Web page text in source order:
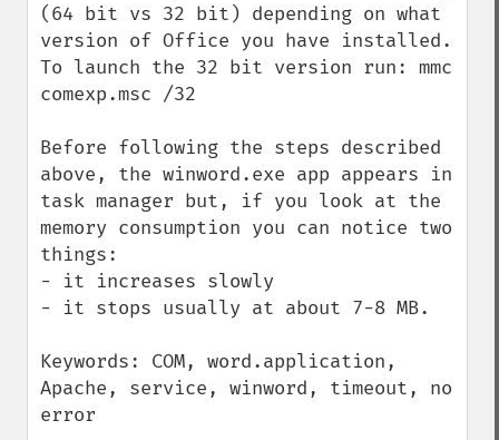
(64 bit vs 32 bit) depending on what
version of Office you have installed.
To launch the 32 bit version run: mmc
comexp.msc /32
Before following the steps described
above, the winword.exe app appears in
task manager but, if you look at the
memory consumption you can notice two
things:
- it increases slowly
- it stops usually at about 7-8 MB.
Keywords: COM, word.application,
Apache, service, winword, timeout, no
error